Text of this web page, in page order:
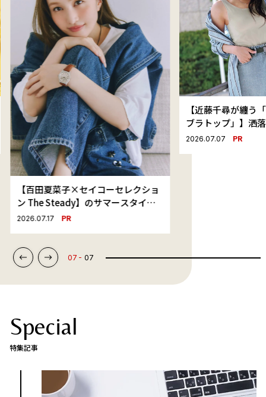
【百田夏菜子×セイコーセレクショ
ン The Steady】のサマースタイル
「お気に入りのTシャツと最高の時
2026.07.17 PR
【近藤千尋が纏う
ブラトップ」】洒
れる魅せインナー
2026.07.07 PR
07 07
Special
特集記事